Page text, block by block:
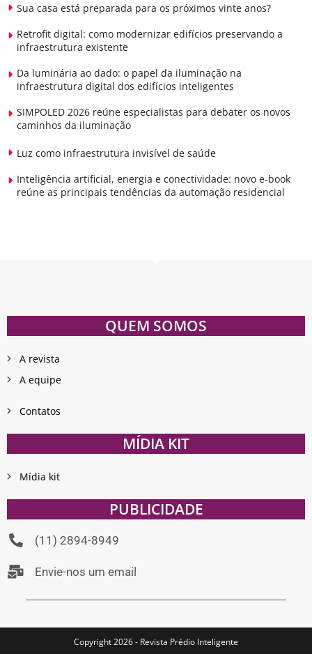
Sua casa está preparada para os próximos vinte anos?
Retrofit digital: como modernizar edifícios preservando a
infraestrutura existente
Da luminária ao dado: o papel da iluminação na
infraestrutura digital dos edifícios inteligentes
SIMPOLED 2026 reúne especialistas para debater os novos
caminhos da iluminação
Luz como infraestrutura invisível de saúde
Inteligência artificial, energia e conectividade: novo e-book
reúne as principais tendências da automação residencial
QUEM SOMOS
A revista
A equipe
Contatos
MÍDIA KIT
Mídia kit
PUBLICIDADE
(11) 2894-8949
Envie-nos um email
Copyright 2026 - Revista Prédio Inteligente